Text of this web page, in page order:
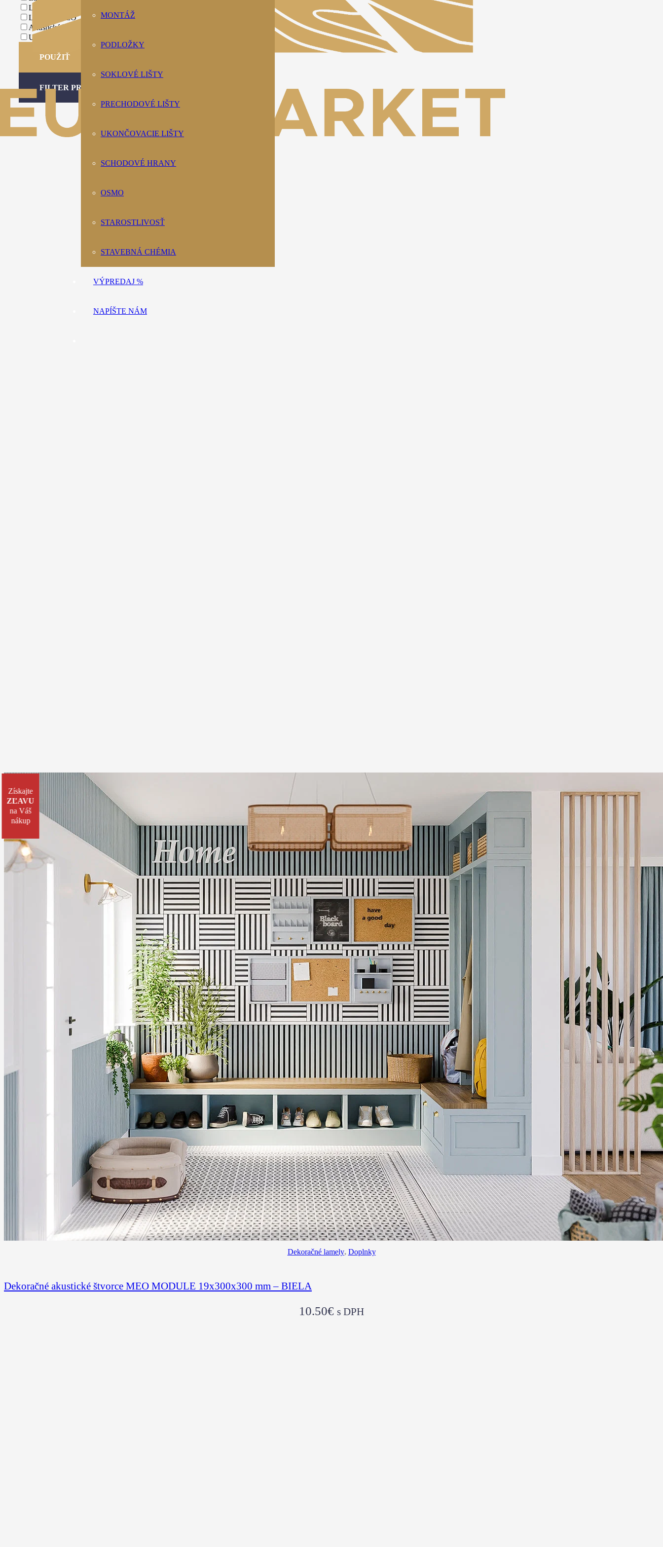
MONTÁŽ
PODLOŽKY
SOKLOVÉ LIŠTY
PRECHODOVÉ LIŠTY
UKONČOVACIE LIŠTY
SCHODOVÉ HRANY
OSMO
STAROSTLIVOSŤ
STAVEBNÁ CHÉMIA
VÝPREDAJ %
NAPÍŠTE NÁM
Lamely - VOX
Lamely - MEO
Akustické štvorce MEO
Ukončovacie lišty
POUŽIŤ
FILTER PRODUKTOV
Dekoračné lamely, Doplnky
Dekoračné akustické štvorce MEO MODULE 19x300x300 mm – BIELA
10.50€ s DPH
Získajte
ZĽAVU
na Váš
nákup